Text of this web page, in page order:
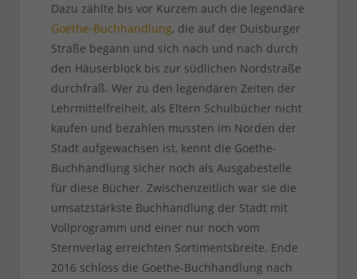
Dazu zählte bis vor Kurzem auch die legendäre
Goethe-Buchhandlung, die auf der Duisburger
Straße begann und sich nach und nach durch
den Häuserblock bis zur südlichen Nordstraße
durchfraß. Wer zu den legendären Zeiten der
Lehrmittelfreiheit, als Eltern Schulbücher nicht
kaufen und bezahlen mussten im Norden der
Stadt aufgewachsen ist, kennt die Goethe-
Buchhandlung sicher noch als Ausgabestelle
für diese Bücher. Zwischenzeitlich war sie die
umsatzstärkste Buchhandlung der Stadt mit
Vollprogramm und einer nur noch vom
Sternverlag erreichten Sortimentsbreite. Ende
2016 schloss die Goethe-Buchhandlung nach